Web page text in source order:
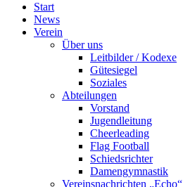
Start
News
Verein
Über uns
Leitbilder / Kodexe
Gütesiegel
Soziales
Abteilungen
Vorstand
Jugendleitung
Cheerleading
Flag Football
Schiedsrichter
Damengymnastik
Vereinsnachrichten „Echo“